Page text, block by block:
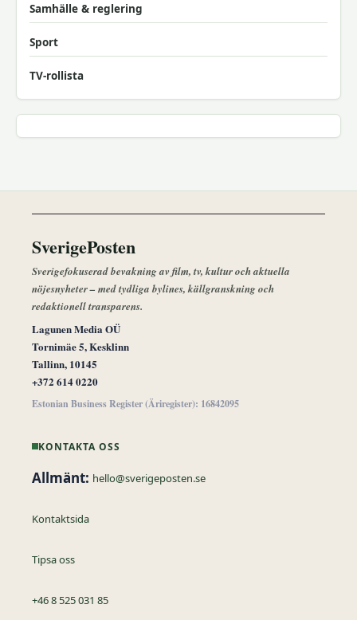
Samhälle & reglering
Sport
TV-rollista
SverigePosten
Sverigefokuserad bevakning av film, tv, kultur och aktuella
nöjesnyheter – med tydliga bylines, källgranskning och
redaktionell transparens.
Lagunen Media OÜ
Tornimäe 5, Kesklinn
Tallinn, 10145
+372 614 0220
Estonian Business Register (Äriregister): 16842095
KONTAKTA OSS
Allmänt: hello@sverigeposten.se
Kontaktsida
Tipsa oss
+46 8 525 031 85